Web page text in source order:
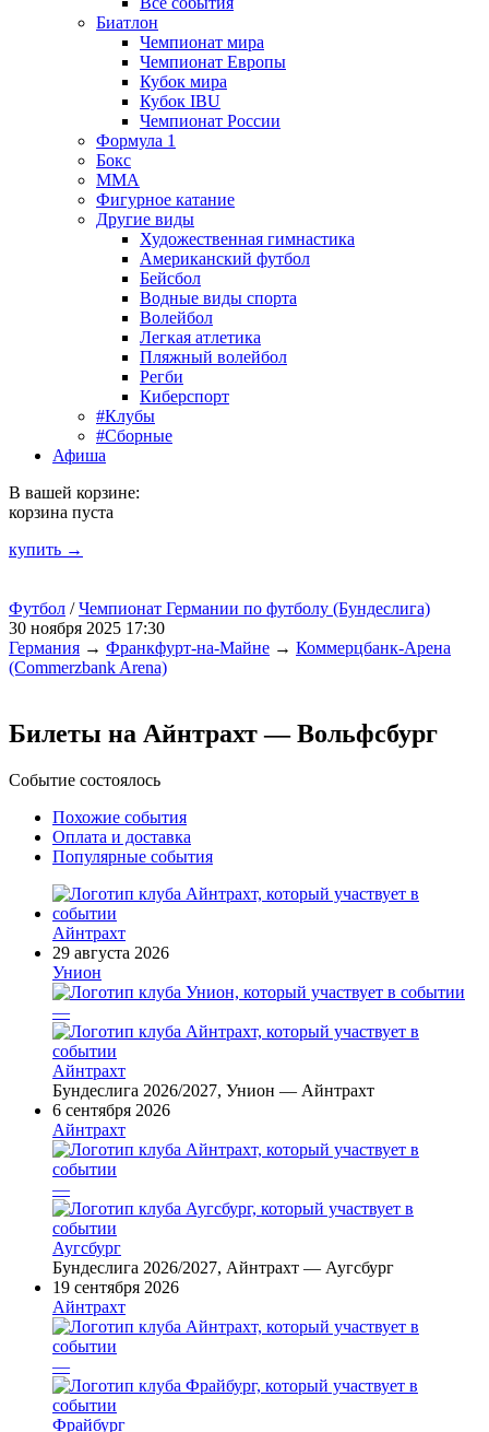
Биатлон
Чемпионат мира
Чемпионат Европы
Кубок мира
Кубок IBU
Чемпионат России
Формула 1
Бокс
MMA
Фигурное катание
Другие виды
Художественная гимнастика
Американский футбол
Бейсбол
Водные виды спорта
Волейбол
Легкая атлетика
Пляжный волейбол
Регби
Киберспорт
#Клубы
#Сборные
Афиша
В вашей корзине:
корзина пуста
купить →
Футбол /Чемпионат Германии по футболу (Бундеслига)
30 ноября 2025 17:30
Германия → Франкфурт-на-Майне → Коммерцбанк-Арена
(Commerzbank Arena)
Билеты на Айнтрахт — Вольфсбург
Событие состоялось
Похожие события
Оплата и доставка
Популярные события
Айнтрахт
29 августа 2026
Унион
—
Айнтрахт
Бундеслига 2026/2027, Унион — Айнтрахт
6 сентября 2026
Айнтрахт
—
Аугсбург
Бундеслига 2026/2027, Айнтрахт — Аугсбург
19 сентября 2026
Айнтрахт
—
Фрайбург